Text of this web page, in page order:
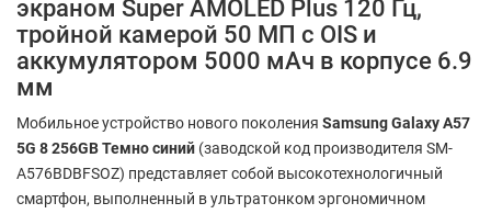
экраном Super AMOLED Plus 120 Гц,
тройной камерой 50 МП с OIS и
аккумулятором 5000 мАч в корпусе 6.9
мм
Мобильное устройство нового поколения Samsung Galaxy A57
5G 8 256GB Темно синий (заводской код производителя SM-
A576BDBFSOZ) представляет собой высокотехнологичный
смартфон, выполненный в ультратонком эргономичном